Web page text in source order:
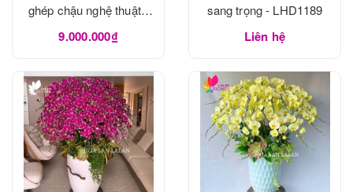
ghép chậu nghệ thuật -
LHD1190
9.000.000₫
sang trọng - LHD1189
Liên hệ